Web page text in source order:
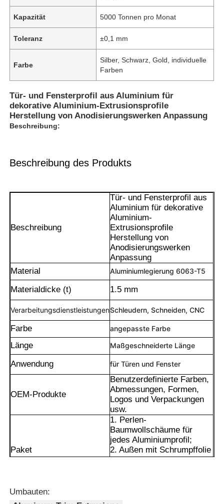
Über uns
Kapazität 5000 Tonnen pro Monat
Toleranz ±0,1 mm
Farbe
Silber, Schwarz, Gold, individuelle
Farben
Tür- und Fensterprofil aus Aluminium für
dekorative Aluminium-Extrusionsprofile
Herstellung von Anodisierungswerken Anpassung
Beschreibung:
Beschreibung des Produkts
Beschreibung
Tür- und Fensterprofil aus
Aluminium für dekorative
Aluminium-
Extrusionsprofile
Herstellung von
Anodisierungswerken
Anpassung
Material
Aluminiumlegierung 6063-T5
Materialdicke (t) 1.5 mm
VerarbeitungsdienstleistungenSchleudern, Schneiden, CNC
Farbe angepasste Farbe
Länge Maßgeschneiderte Länge
Anwendung für Türen und Fenster
OEM-Produkte
Benutzerdefinierte Farben,
Abmessungen, Formen,
Logos und Verpackungen
usw.
Paket
1. Perlen-
Baumwollschäume für
jedes Aluminiumprofil;
2. Außen mit Schrumpffolie
eingewickelt;
Umbauten: